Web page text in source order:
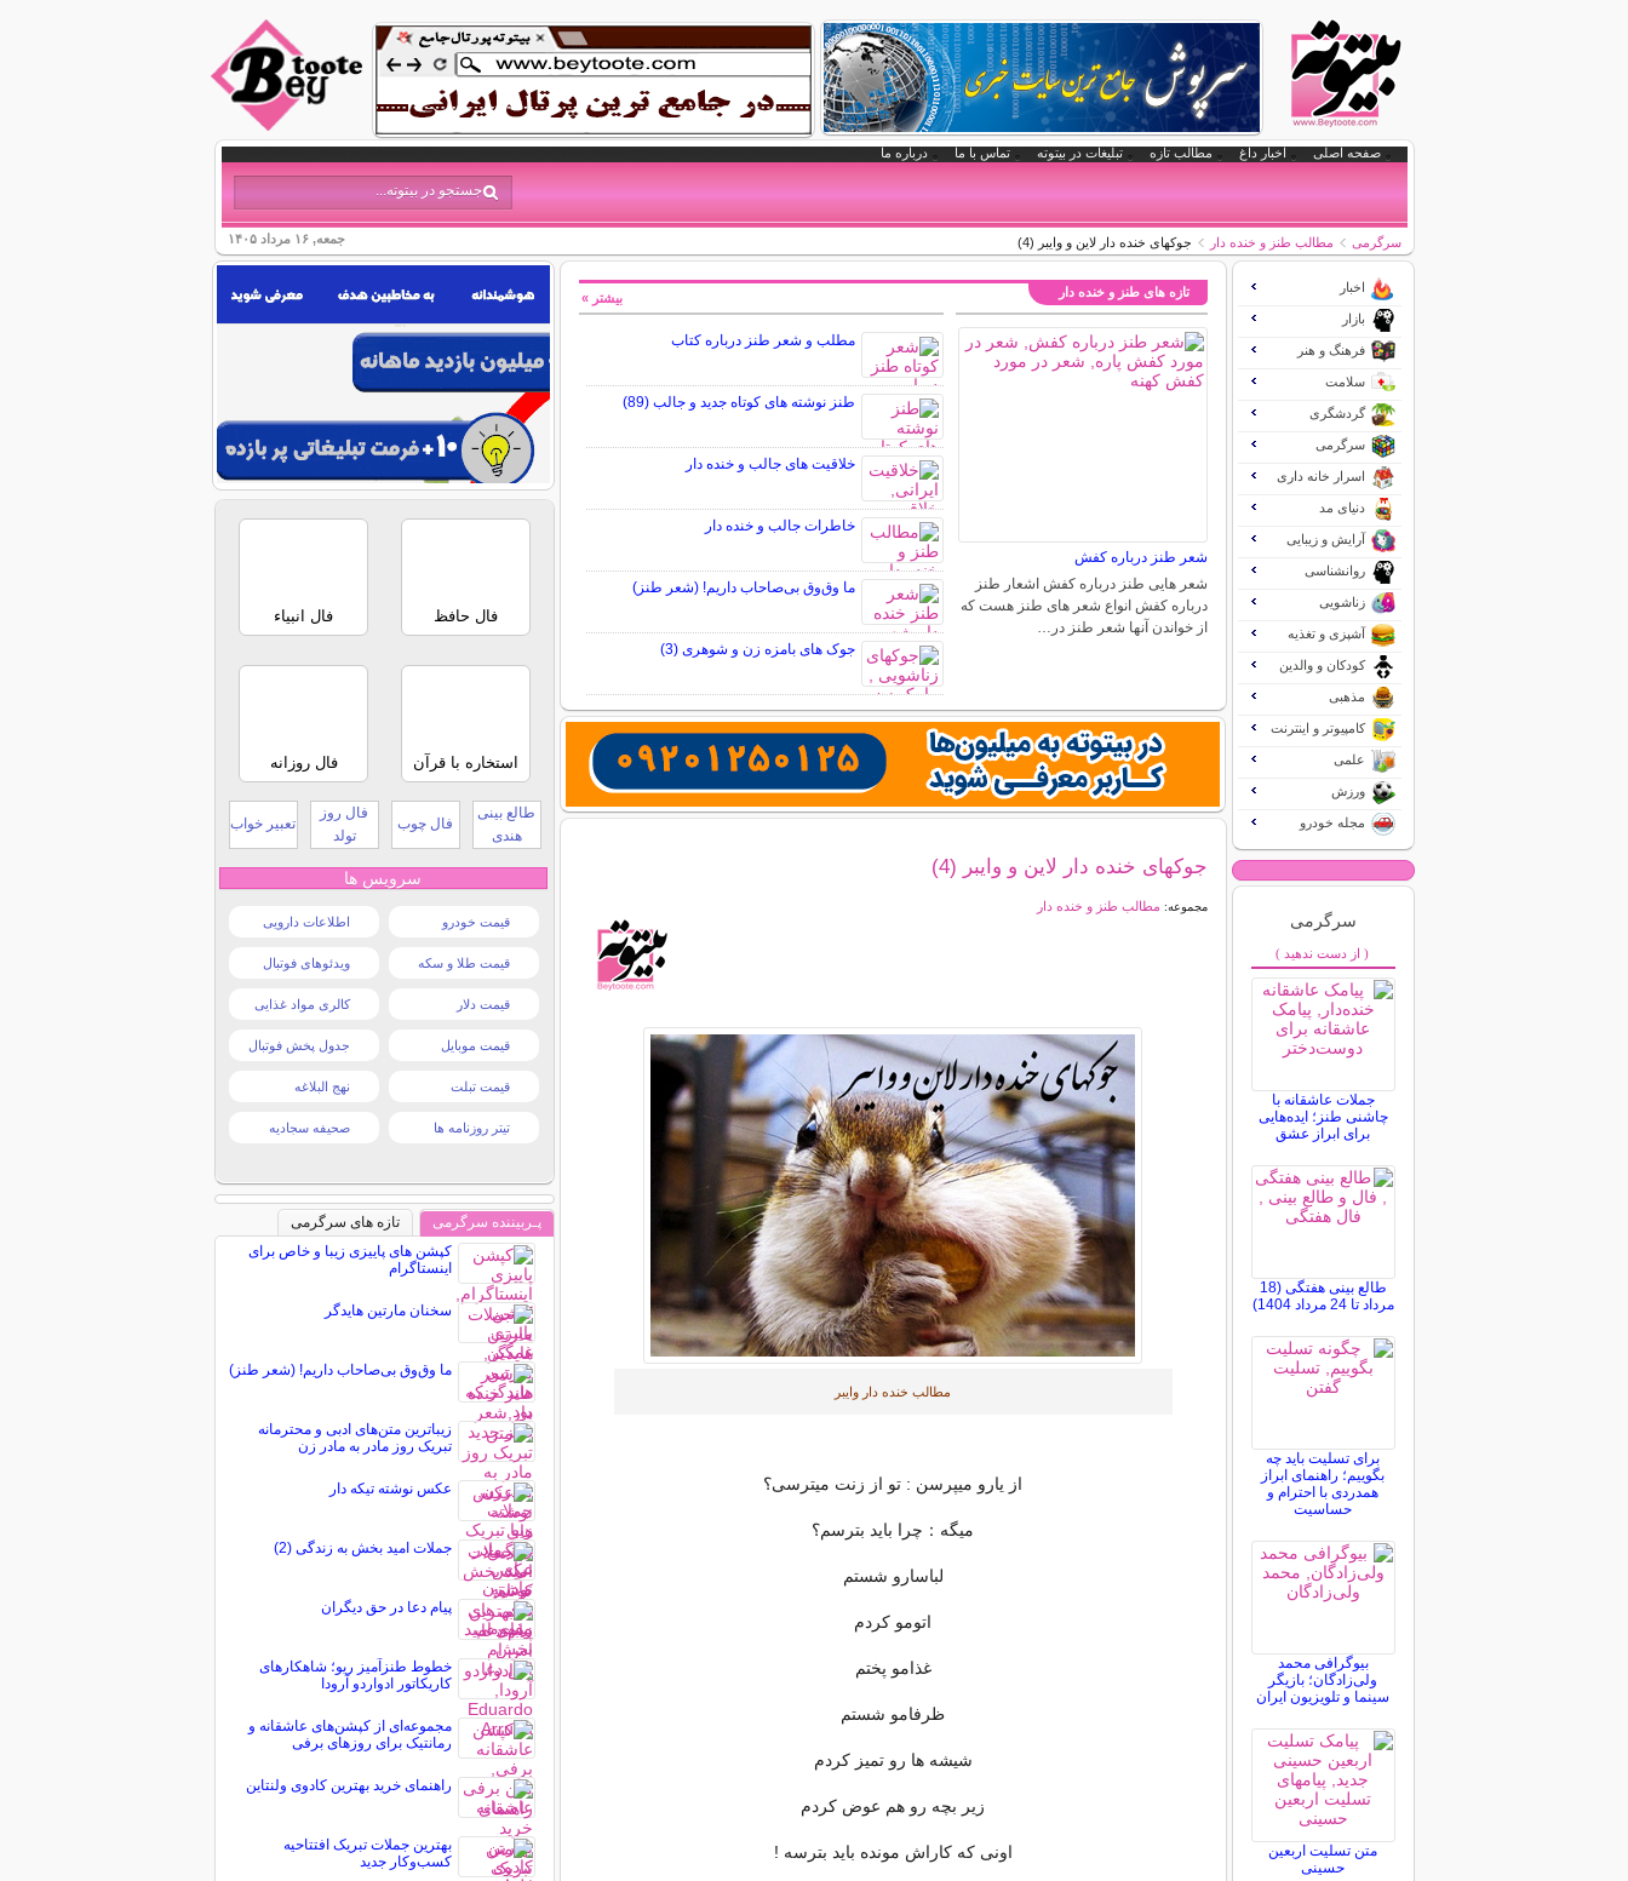
صفحه اصلی اخبار داغ مطالب تازه تبلیغات در بیتوته تماس با ما درباره ما
جمعه, ۱۶ مرداد ۱۴۰۵ سرگرمی مطالب طنز و خنده دار جوکهای خنده دار لاین و وایبر (4)
تازه های طنز و خنده دار
شعر طنز درباره کفش
شعر هایی طنز درباره کفش اشعار طنز
درباره کفش انواع شعر های طنز هست که
از خواندن آنها شعر طنز در…
مطلب و شعر طنز درباره کتاب
طنز نوشته های کوتاه جدید و جالب (89)
خلاقیت های جالب و خنده دار
خاطرات جالب و خنده دار
ما وق‌وق بی‌صاحاب داریم! (شعر طنز)
جوک های بامزه زن و شوهری (3)
بیشتر »
جوکهای خنده دار لاین و وایبر (4)
مجموعه: مطالب طنز و خنده دار
مطالب خنده دار وایبر
از یارو میپرسن : تو از زنت میترسی؟
میگه：چرا باید بترسم؟
لباسارو شستم
اتومو کردم
غذامو پختم
ظرفامو شستم
شیشه ها رو تمیز کردم
زیر بچه رو هم عوض کردم
اونی که کاراش مونده باید بترسه !
اخبار
بازار
فرهنگ و هنر
سلامت
گردشگری
سرگرمی
اسرار خانه داری
دنیای مد
آرایش و زیبایی
روانشناسی
زناشویی
آشپزی و تغذیه
کودکان و والدین
مذهبی
کامپیوتر و اینترنت
علمی
ورزش
مجله خودرو
سرگرمی
( از دست ندهید )
جملات عاشقانه با
چاشنی طنز؛ ایده‌هایی
برای ابراز عشق
طالع بینی هفتگی (18
مرداد تا 24 مرداد 1404)
برای تسلیت باید چه
بگوییم؛ راهنمای ابراز
همدردی با احترام و
حساسیت
بیوگرافی محمد
ولی‌زادگان؛ بازیگر
سینما و تلویزیون ایران
متن تسلیت اربعین
حسینی
فال حافظ فال انبیاء
استخاره با قرآن فال روزانه
طالع بینی
هندی
فال چوب
فال روز
تولد
تعبیر خواب
سرویس ها
قیمت خودرو اطلاعات دارویی
قیمت طلا و سکه ویدئوهای فوتبال
قیمت دلار کالری مواد غذایی
قیمت موبایل جدول پخش فوتبال
قیمت تبلت نهج البلاغه
تیتر روزنامه ها صحیفه سجادیه
پـربیننده سرگرمی
تازه های سرگرمی
کپشن های پاییزی زیبا و خاص برای
اینستاگرام
سخنان مارتین هایدگر
ما وق‌وق بی‌صاحاب داریم! (شعر طنز)
زیباترین متن‌های ادبی و محترمانه
تبریک روز مادر به مادر زن
عکس نوشته تیکه دار
جملات امید بخش به زندگی (2)
پیام دعا در حق دیگران
خطوط طنزآمیز ریو؛ شاهکارهای
کاریکاتور ادواردو آرودا
مجموعه‌ای از کپشن‌های عاشقانه و
رمانتیک برای روزهای برفی
راهنمای خرید بهترین کادوی ولنتاین
بهترین جملات تبریک افتتاحیه
کسب‌وکار جدید